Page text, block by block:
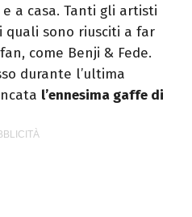
a casa. Tanti gli artisti
sono riusciti a far
come Benji & Fede.
durante l’ultima
l’ennesima gaffe di